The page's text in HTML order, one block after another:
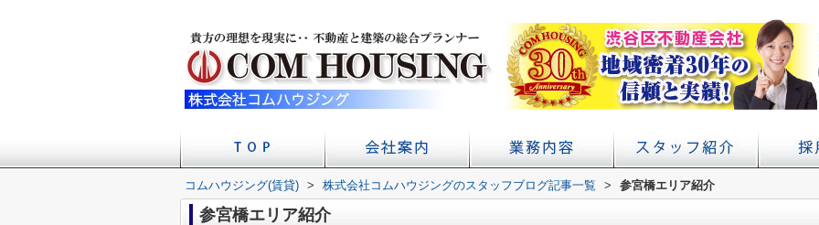
店舗へのアクセス
会社概要 初台の賃貸 不動産売買ならコムハウジング
賃貸経営・管理業務サポート
学校提携・学生賃貸仲介
コムハウジング(賃貸) > 株式会社コムハウジングのスタッフブログ記事一覧 > 参宮橋エリア紹介
参宮橋エリア紹介